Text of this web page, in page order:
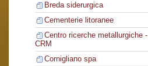
Breda siderurgica
Cementerie litoranee
Centro ricerche metallurgiche -
CRM
Cornigliano spa